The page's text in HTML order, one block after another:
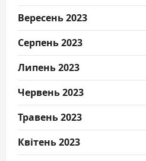
Вересень 2023
Серпень 2023
Липень 2023
Червень 2023
Травень 2023
Квітень 2023